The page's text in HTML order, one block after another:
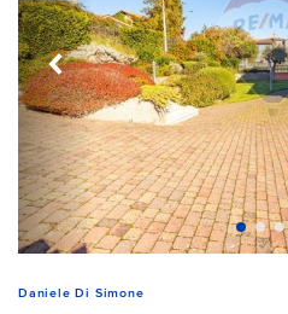
Daniele Di Simone